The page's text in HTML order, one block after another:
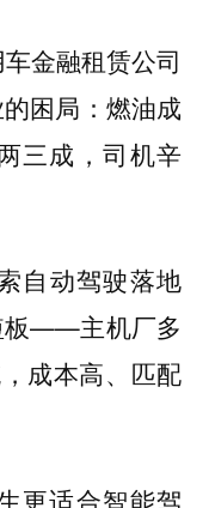
金融租赁公司
困局：燃油成
三成，司机辛
自动驾驶落地
板——主机厂多
成本高、匹配
更适合智能驾